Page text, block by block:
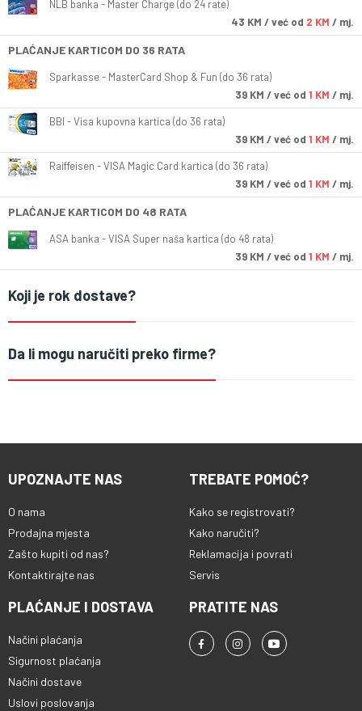
NLB banka - Master Charge (do 24 rate)
43 KM / već od 2 KM / mj.
PLAĆANJE KARTICOM DO 36 RATA
Sparkasse - MasterCard Shop & Fun (do 36 rata)
39 KM / već od 1 KM / mj.
BBI - Visa kupovna kartica (do 36 rata)
39 KM / već od 1 KM / mj.
Raiffeisen - VISA Magic Card kartica (do 36 rata)
39 KM / već od 1 KM / mj.
PLAĆANJE KARTICOM DO 48 RATA
ASA banka - VISA Super naša kartica (do 48 rata)
39 KM / već od 1 KM / mj.
Koji je rok dostave?
Da li mogu naručiti preko firme?
UPOZNAJTE NAS
O nama
Prodajna mjesta
Zašto kupiti od nas?
Kontaktirajte nas
TREBATE POMOĆ?
Kako se registrovati?
Kako naručiti?
Reklamacija i povrati
Servis
PLAĆANJE I DOSTAVA
Načini plaćanja
Sigurnost plaćanja
Načini dostave
Uslovi poslovanja
PRATITE NAS